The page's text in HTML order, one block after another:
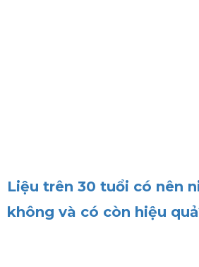
Liệu trên 30 tuổi có nên
không và có còn hiệu